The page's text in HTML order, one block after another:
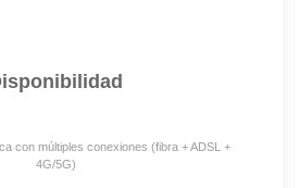
con múltiples conexiones (fibra + ADSL +
4G/5G)